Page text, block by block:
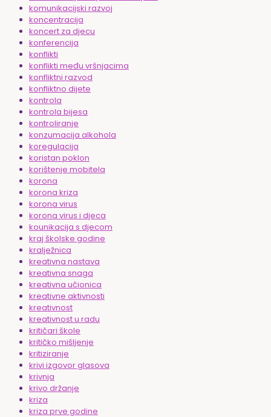
komunikacijski razvoj
koncentracija
koncert za djecu
konferencija
konflikti
konflikti među vršnjacima
konfliktni razvod
konfliktno dijete
kontrola
kontrola bijesa
kontroliranje
konzumacija alkohola
koregulacija
koristan poklon
korištenje mobitela
korona
korona kriza
korona virus
korona virus i djeca
kounikacija s djecom
kraj školske godine
kralježnica
kreativna nastava
kreativna snaga
kreativna učionica
kreativne aktivnosti
kreativnost
kreativnost u radu
kritičari škole
kritičko mišljenje
kritiziranje
krivi izgovor glasova
krivnja
krivo držanje
kriza
kriza prve godine